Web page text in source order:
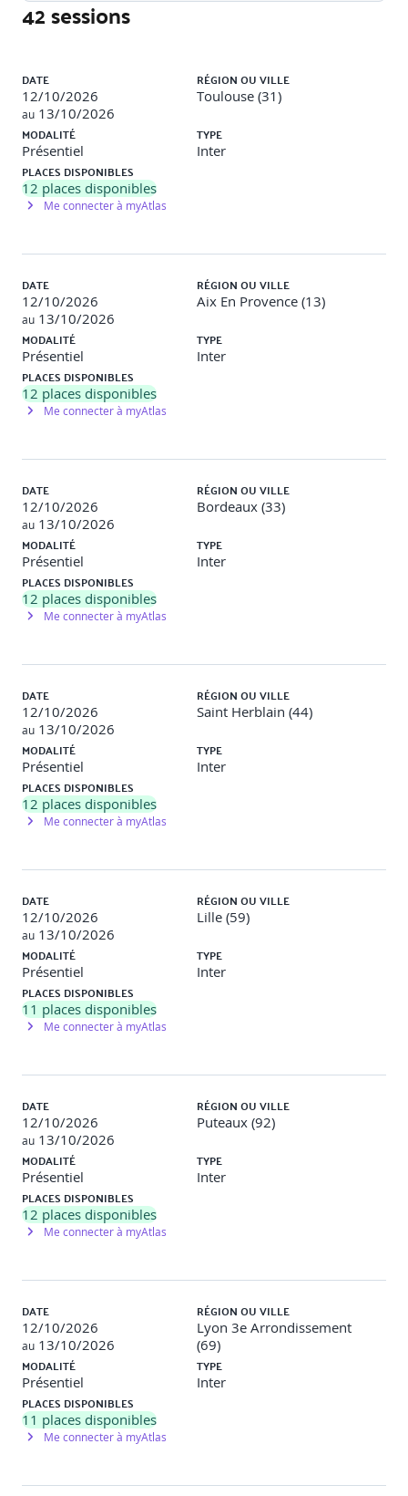
* Savoir identifier et impliquer les parties prenantes
* Comprendre les principes et les enjeux du
développement durable et de la Responsabilité sociétale
des entreprises (RSE)
* Maîtriser les grands principes de la norme ISO 26000
* Permettre le suivi et l’amélioration des performances
Public concerné
Chefs d'entreprise, dirigeants, responsables de business
unit, managers.
Prérequis
Aucune connaissance particulière.
Méthodes et moyens pédagogiques
Exercice Auto-évaluation, partage d'expériences, réflexions
collectives, définition d'une feuille de route.
Méthodes pédagogiques
Pédagogie active. Alternance
d'exposés et de discussions. Autodiagnostic RSE. Étude de la
norme ISO 26000 et modalités de sa mise en œuvre.
participant tout au long de la formation au moyen de
QCM, mises en situation, travaux pratiques… Le
participant complète également un test de
positionnement en amont et en aval pour valider les
compétences acquises.
Programme de la formation
1 - Cerner les enjeux de la RSE
Comprendre les enjeux et défis pour l'entreprise.
Connaître les principes de la responsabilité sociétale
(accountability, transparence, comportement éthique...)
Les 7 grands thèmes de la RSE : gouvernance de
l'organisation, droits de l'homme, relations et conditions
de travail...
2 - Étudier les outils de la RSE
national : hard law et soft law.
La norme ISO 26000 : origine et objectifs.
Travaux pratiques
Réalisation d'une auto-évaluation : chaque participant
identifiera le niveau de mise en œuvre de la RSE dans son
entreprise.
des lieux, sphère d'influence.
Identifier les attentes de son environnement et des
différentes parties intéressées à la vie de l'entreprise.
Hiérarchiser les enjeux et les attentes.
Définir les priorités.
Travaux pratiques Conduire une réflexion individuelle sur
les enjeux de son organisation. Discussion collective.
42 sessions
DATE
12/10/2026
au 13/10/2026
RÉGION OU VILLE
Toulouse (31)
MODALITÉ
Présentiel
TYPE
Inter
PLACES DISPONIBLES
12 places disponibles
Me connecter à myAtlas
DATE
12/10/2026
au 13/10/2026
RÉGION OU VILLE
Aix En Provence (13)
MODALITÉ
Présentiel
TYPE
Inter
PLACES DISPONIBLES
12 places disponibles
Me connecter à myAtlas
DATE
12/10/2026
au 13/10/2026
RÉGION OU VILLE
Bordeaux (33)
MODALITÉ
Présentiel
TYPE
Inter
PLACES DISPONIBLES
12 places disponibles
Me connecter à myAtlas
DATE
12/10/2026
au 13/10/2026
RÉGION OU VILLE
Saint Herblain (44)
MODALITÉ
Présentiel
TYPE
Inter
PLACES DISPONIBLES
12 places disponibles
Me connecter à myAtlas
DATE
12/10/2026
au 13/10/2026
RÉGION OU VILLE
Lille (59)
MODALITÉ
Présentiel
TYPE
Inter
PLACES DISPONIBLES
11 places disponibles
Me connecter à myAtlas
DATE
12/10/2026
au 13/10/2026
RÉGION OU VILLE
Puteaux (92)
MODALITÉ
Présentiel
TYPE
Inter
PLACES DISPONIBLES
12 places disponibles
Me connecter à myAtlas
DATE
12/10/2026
au 13/10/2026
RÉGION OU VILLE
Lyon 3e Arrondissement
(69)
MODALITÉ
Présentiel
TYPE
Inter
PLACES DISPONIBLES
11 places disponibles
Me connecter à myAtlas